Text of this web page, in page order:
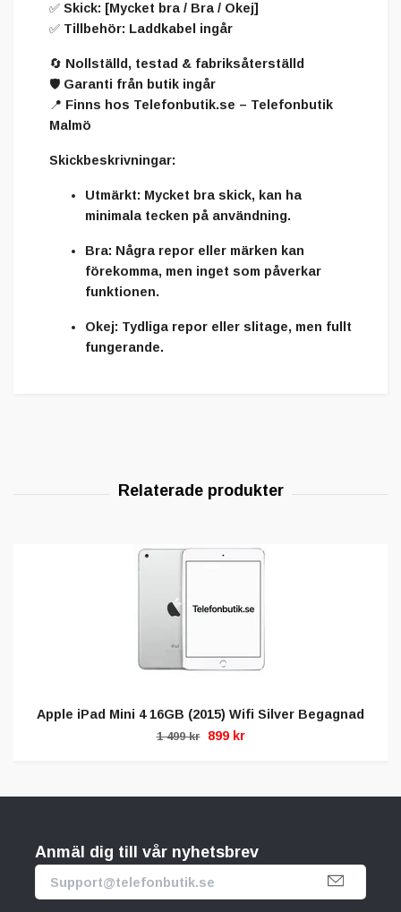
✅ Skick: [Mycket bra / Bra / Okej]
✅ Tillbehör: Laddkabel ingår
🔄 Nollställd, testad & fabriksåterställd
🛡️ Garanti från butik ingår
📍 Finns hos Telefonbutik.se – Telefonbutik
Malmö
Skickbeskrivningar:
Utmärkt: Mycket bra skick, kan ha
minimala tecken på användning.
Bra: Några repor eller märken kan
förekomma, men inget som påverkar
funktionen.
Okej: Tydliga repor eller slitage, men fullt
fungerande.
Apple iPad Mini 4 16GB (2015) Wifi Silver Begagnad
1 499 kr 899 kr
Anmäl dig till vår nyhetsbrev